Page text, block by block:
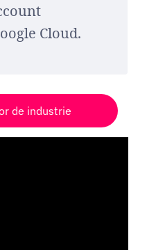
Cloud.
de industrie